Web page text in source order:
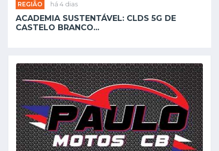
REGIÃO há 4 dias
ACADEMIA SUSTENTÁVEL: CLDS 5G DE
CASTELO BRANCO...